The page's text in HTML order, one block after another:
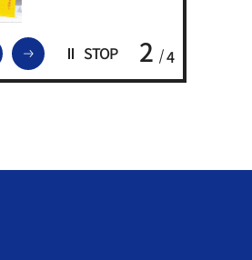
前のスライドを表示
次のスライドを表示
STOP 2 4